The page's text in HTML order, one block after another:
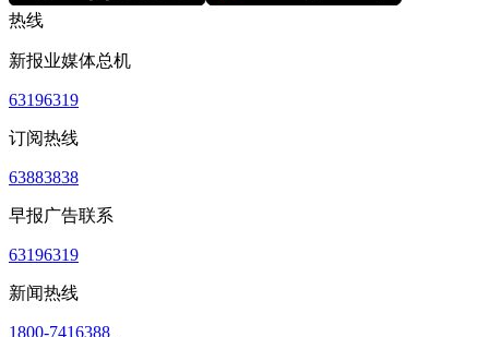
热线
新报业媒体总机
63196319
订阅热线
63883838
早报广告联系
63196319
新闻热线
1800-7416388